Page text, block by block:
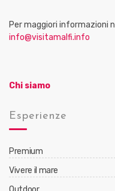
Per maggiori informazioni
info@visitamalfi.info
Chi siamo
Esperienze
Premium
Vivere il mare